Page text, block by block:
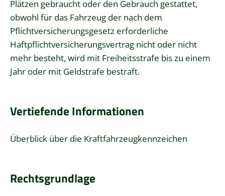
Plätzen gebraucht oder den Gebrauch gestattet,
obwohl für das Fahrzeug der nach dem
Pflichtversicherungsgesetz erforderliche
Haftpflichtversicherungsvertrag nicht oder nicht
mehr besteht, wird mit Freiheitsstrafe bis zu einem
Jahr oder mit Geldstrafe bestraft.
Vertiefende Informationen
Überblick über die Kraftfahrzeugkennzeichen
Rechtsgrundlage